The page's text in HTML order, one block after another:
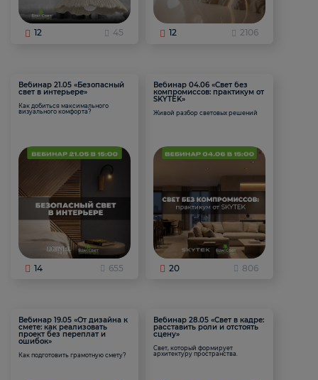
12 45 12 2106
Вебинар 21.05 «Безопасный
свет в интерьере»
Как добиться максимального
визуального комфорта?
14 655
Вебинар 04.06 «Свет без
компромиссов: практикум от
SKYTEK»
Живой разбор световых решений
20 806
Вебинар 19.05 «От дизайна к
смете: как реализовать
проект без переплат и
ошибок»
Как подготовить грамотную смету?
Вебинар 28.05 «Свет в кадре:
расставить роли и отстоять
сцену»
Свет, который формирует
архитектуру пространства.